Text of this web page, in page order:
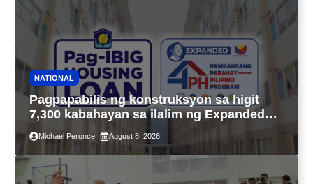
NATIONAL
Pagpapabilis ng konstruksyon sa higit
7,300 kabahayan sa ilalim ng Expanded
4PH, posible na sa pagtutulungan ng Pag-
IBIG at P.A. Alvarez
Michael Peronce August 8, 2026